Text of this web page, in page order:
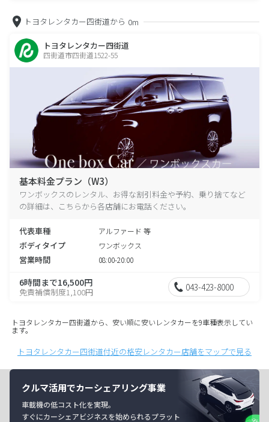
トヨタレンタカー四街道から 0m
トヨタレンタカー四街道
四街道市四街道1522-55
基本料金プラン（W3）
ワンボックスのレンタル、お得な割引料金や予約、乗り捨てなど
の詳細は、こちらから各店舗にお電話ください。
代表車種 アルファード 等
ボディタイプ ワンボックス
営業時間 08:00-20:00
6時間まで16,500円
免責補償制度1,100円 043-423-8000
トヨタレンタカー四街道から、安い順に安いレンタカーを9車種表示してい
ます。
トヨタレンタカー四街道付近の格安レンタカー店舗をマップで見る
クルマ活用でカーシェアリング事業
車載機の低コスト化を実現。
すぐにカーシェアビジネスを始められるプラット